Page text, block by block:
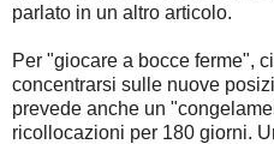
parlato in un altro articolo.
Per "giocare a bocce ferme",
concentrarsi sulle nuove
prevede anche un
ricollocazioni per 180 giorni.